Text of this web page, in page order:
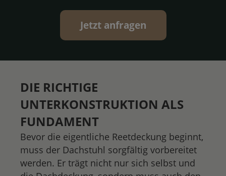
Jetzt anfragen
DIE RICHTIGE
UNTERKONSTRUKTION ALS
FUNDAMENT
Bevor die eigentliche Reetdeckung beginnt,
muss der Dachstuhl sorgfältig vorbereitet
werden. Er trägt nicht nur sich selbst und